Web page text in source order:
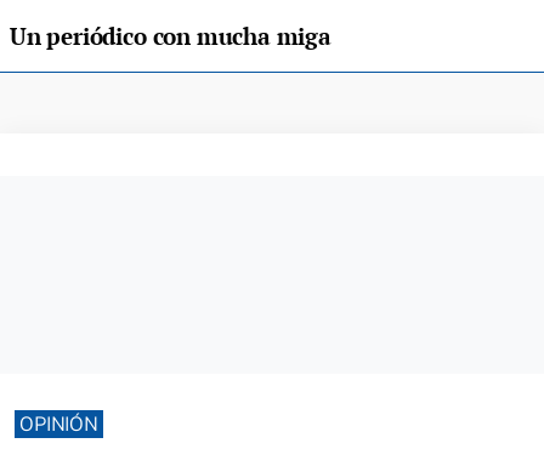
Un periódico con mucha miga
OPINIÓN